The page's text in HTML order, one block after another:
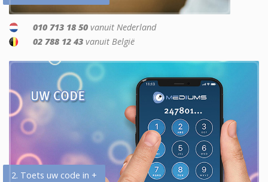
010 713 18 50 vanuit Nederland
02 788 12 43 vanuit België
2. Toets uw code in +